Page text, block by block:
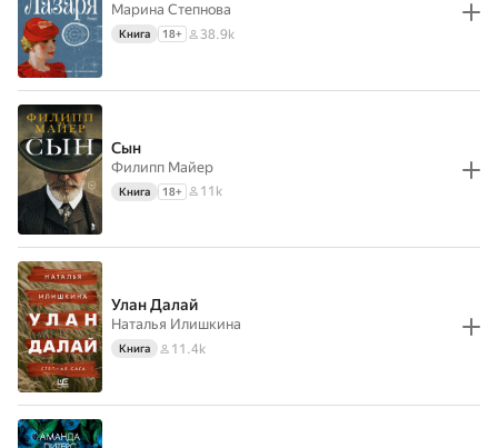
Марина Степнова
Книга 18+ 38.9k
Сын
Филипп Майер
Книга 18+ 11k
Улан Далай
Наталья Илишкина
Книга 11.4k